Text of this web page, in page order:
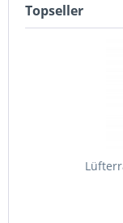
Topseller